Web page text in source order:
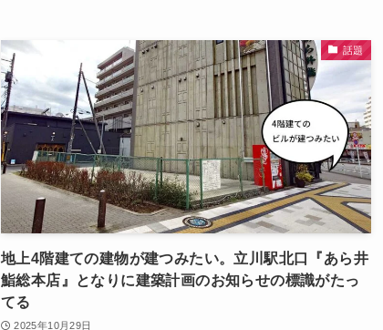
話題
地上4階建ての建物が建つみたい。立川駅北口『あら井
鮨総本店』となりに建築計画のお知らせの標識がたっ
てる
2025年10月29日